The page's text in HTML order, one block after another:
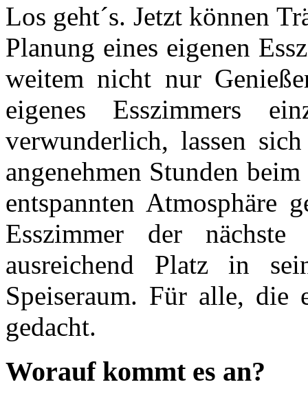
Los geht´s. Jetzt können
Planung eines eigenen
weitem nicht nur
eigenes Esszimmers
verwunderlich, lassen
angenehmen Stunden
entspannten Atmosphäre
Esszimmer der
ausreichend Platz in
Speiseraum. Für alle, die
gedacht.
Worauf kommt es an?